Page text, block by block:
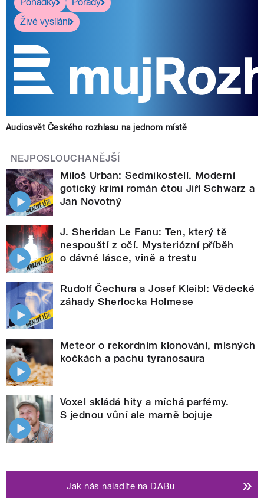
Pohádky
Pořady
Živé vysílání
Audiosvět Českého rozhlasu na jednom místě
NEJPOSLOUCHANĚJŠÍ
Miloš Urban: Sedmikostelí. Moderní
gotický krimi román čtou Jiří Schwarz a
Jan Novotný
J. Sheridan Le Fanu: Ten, který tě
nespouští z očí. Mysteriózní příběh
o dávné lásce, vině a trestu
Rudolf Čechura a Josef Kleibl: Vědecké
záhady Sherlocka Holmese
Meteor o rekordním klonování, mlsných
kočkách a pachu tyranosaura
Voxel skládá hity a míchá parfémy.
S jednou vůní ale marně bojuje
Jak nás naladíte na DABu